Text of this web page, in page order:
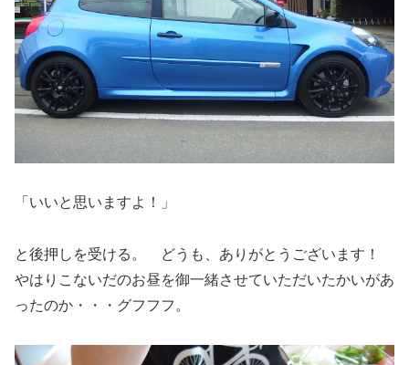
「いいと思いますよ！」
と後押しを受ける。 どうも、ありがとうございます！
やはりこないだのお昼を御一緒させていただいたかいがあ
ったのか・・・グフフフ。